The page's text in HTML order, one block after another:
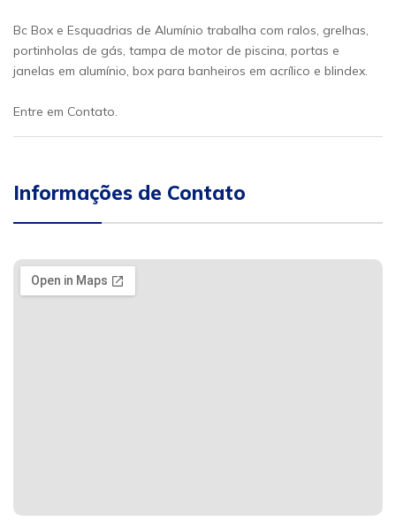
Bc Box e Esquadrias de Alumínio trabalha com ralos, grelhas,
portinholas de gás, tampa de motor de piscina, portas e
janelas em alumínio, box para banheiros em acrílico e blindex.
Entre em Contato.
Informações de Contato